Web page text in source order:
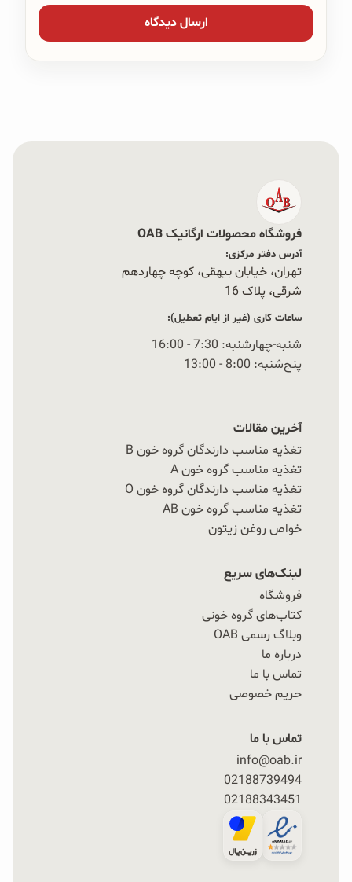
فروشگاه محصولات ارگانیک OAB
آدرس دفتر مرکزی:
تهران، خیابان بیهقی، کوچه چهاردهم
شرقی، پلاک 16‭
ساعات کاری (غیر از ایام تعطیل):
شنبه-چهارشنبه: 7:30 - 16:00
پنج‌شنبه: 8:00 - 13:00
آخرین مقالات
تغذیه مناسب دارندگان گروه خون B
تغذیه مناسب گروه خون A
تغذیه مناسب دارندگان گروه خون O
تغذیه مناسب گروه خون AB
خواص روغن زیتون
لینک‌های سریع
فروشگاه
کتاب‌های گروه خونی
وبلاگ رسمی OAB
درباره ما
تماس با ما
حریم خصوصی
تماس با ما
info@oab.ir
02188739494
02188343451